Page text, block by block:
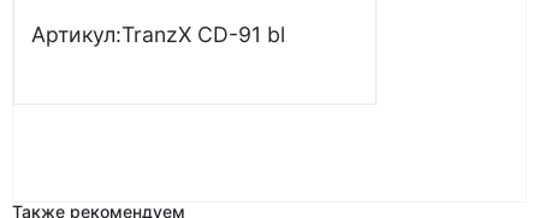
Артикул:TranzX CD-91 bl
Также рекомендуем